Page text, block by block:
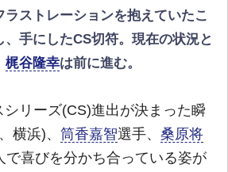
ストレーションを抱えていたこ
、手にしたCS切符。現在の状況と
梶谷隆幸は前に進む。
リーズ(CS)進出が決まった瞬
横浜)、 筒香嘉智選手、 桑原将
で喜びを分かち合っている姿が